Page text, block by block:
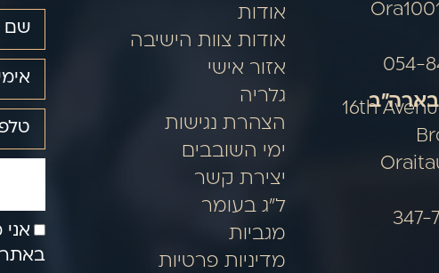
בארה"ב
5314 16th
אודות
אודות צוות הישיבה
אזור אישי
גלריה
הצהרת נגישות
ימי השובבים
יצירת קשר
ל"ג בעומר
מגביות
מדיניות פרטיות
באתר